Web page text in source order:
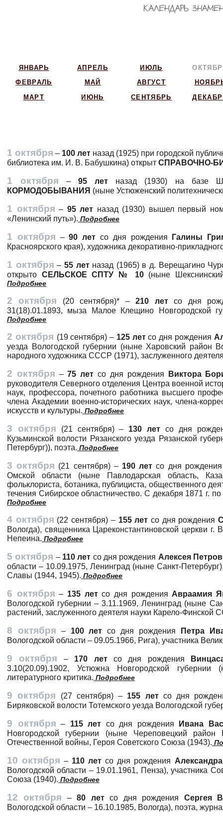
ЯНВАРЬ
ФЕВРАЛЬ
МАРТ
АПРЕЛЬ
МАЙ
ИЮНЬ
ИЮЛЬ
АВГУСТ
СЕНТЯБРЬ
1 октября – 100 лет назад (1925) при городской
библиотека им. И. В. Бабушкина) открыт СПРАВОЧНО-
1 октября –95 лет назад (1930) на базе
КОРМОДОБЫВАНИЯ (ныне Устюженский
1 октября – 95 лет назад (1930) вышел первый
«Ленинский путь»). Подробнее
1 октября –90 летсо дня рождения Галины
Красноярского края), художника декоративно-
1 октября – 55 лет назад (1965) в д. Верещагино
открыто СЕЛЬСКОЕ СПТУ № 10 (ныне
Подробнее
2 октября (20 сентября)* –210 летсо дня
31(18).01.1893, мыза Малое Клещино Новгородской
Подробнее
2 октября (19 сентября) – 125 летсо дня рождения
уезда Вологодской губернии (ныне Харовский район
народного художника СССР (1971), заслуженного
2 октября –75 летсо дня рождения Виктора
руководителя Северного отделения Центра военной
наук, профессора, почетного работника высшего
члена Академии военно-исторических наук, члена-
искусств и культуры. Подробнее
3 октября (21 сентября) – 130 летсо дня
Кузьминской волости Рязанского уезда Рязанской
Петербург)), поэта. Подробнее
3 октября (21 сентября) – 190 летсо дня рождения
Омской области (ныне Павлодарская область,
фольклориста, ботаника, публициста, общественного
течения Сибирское областничество. С декабря 1871 г.
Подробнее
4 октября (22 сентября) – 155 лет со дня рождения
Вологда), священника Цареконстантиновской церкви
Непеина. Подробнее
5 октября – 110 лет со дня рождения Алексея
области – 10.09.1975, Ленинград (ныне Санкт-
Славы (1944, 1945). Подробнее
6 октября – 135 летсо дня рождения Авраамия
Вологодской губернии – 3.11.1969, Ленинград (ныне
растений, заслуженного деятеля науки Карело-Финской
8 октября – 100 лет со дня рождения
Петра
Вологодской области – 09.05.1966, Рига), участника
9 октября – 170 летсо дня рождения
3.10(20.09).1902, Устюжна Новгородской губернии
литературного критика. Подробнее
9 октября (27 сентября) – 155 лет со дня
Биряковской волости Тотемского уезда Вологодской
9 октября – 115 лет со дня рождения
Ивана
Новгородской губернии (ныне Череповецкий
Отечественной войны, Героя Советского Союза (1943).
10 октября – 110 лет со дня рождения
Вологодской области – 19.01.1961, Пенза), участника
Союза (1940). Подробнее
12 октября –80 летсо дня рождения Сергея
Вологодской области – 16.10.1985, Вологда), поэта,